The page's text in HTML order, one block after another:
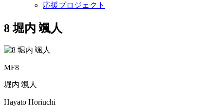
応援プロジェクト
8堀内 颯人
MF8
堀内 颯人
Hayato Horiuchi